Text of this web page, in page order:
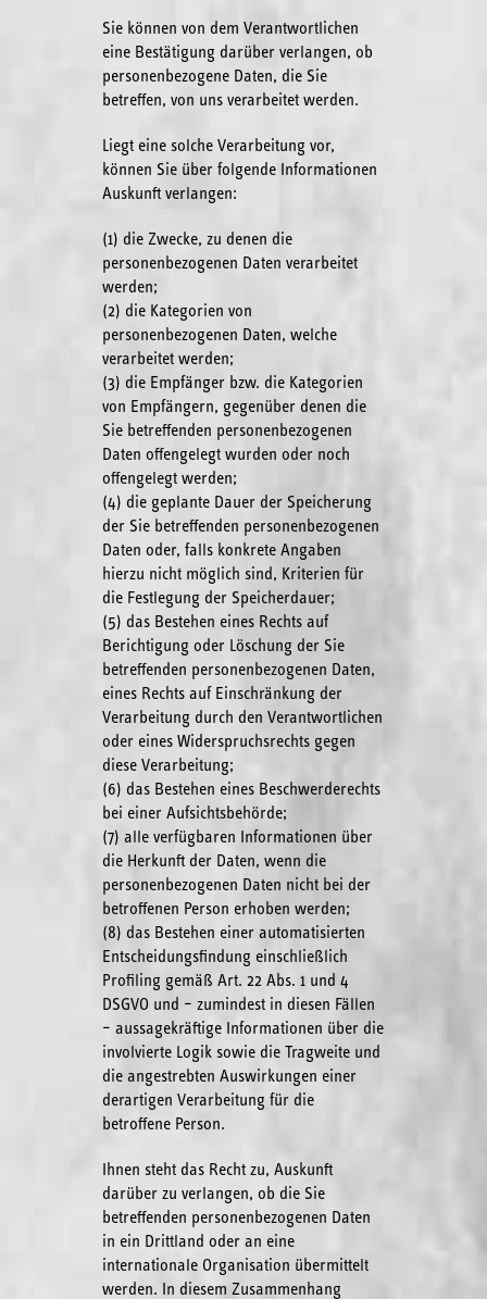
Sie können von dem Verantwortlichen
eine Bestätigung darüber verlangen, ob
personenbezogene Daten, die Sie
betreffen, von uns verarbeitet werden.
Liegt eine solche Verarbeitung vor,
können Sie über folgende Informationen
Auskunft verlangen:
(1) die Zwecke, zu denen die
personenbezogenen Daten verarbeitet
werden;
(2) die Kategorien von
personenbezogenen Daten, welche
verarbeitet werden;
(3) die Empfänger bzw. die Kategorien
von Empfängern, gegenüber denen die
Sie betreffenden personenbezogenen
Daten offengelegt wurden oder noch
offengelegt werden;
(4) die geplante Dauer der Speicherung
der Sie betreffenden personenbezogenen
Daten oder, falls konkrete Angaben
hierzu nicht möglich sind, Kriterien für
die Festlegung der Speicherdauer;
(5) das Bestehen eines Rechts auf
Berichtigung oder Löschung der Sie
betreffenden personenbezogenen Daten,
eines Rechts auf Einschränkung der
Verarbeitung durch den Verantwortlichen
oder eines Widerspruchsrechts gegen
diese Verarbeitung;
(6) das Bestehen eines Beschwerderechts
bei einer Aufsichtsbehörde;
(7) alle verfügbaren Informationen über
die Herkunft der Daten, wenn die
personenbezogenen Daten nicht bei der
betroffenen Person erhoben werden;
(8) das Bestehen einer automatisierten
Entscheidungsfindung einschließlich
Profiling gemäß Art. 22 Abs. 1 und 4
DSGVO und – zumindest in diesen Fällen
– aussagekräftige Informationen über die
involvierte Logik sowie die Tragweite und
die angestrebten Auswirkungen einer
derartigen Verarbeitung für die
betroffene Person.
Ihnen steht das Recht zu, Auskunft
darüber zu verlangen, ob die Sie
betreffenden personenbezogenen Daten
in ein Drittland oder an eine
internationale Organisation übermittelt
werden. In diesem Zusammenhang